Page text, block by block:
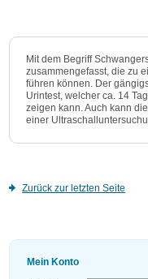
Mit dem Begriff
zusammengefasst, die zu
führen können. Der
Urintest, welcher ca. 14
zeigen kann. Auch kann
einer
Zurück zur letzten Seite
Mein Konto